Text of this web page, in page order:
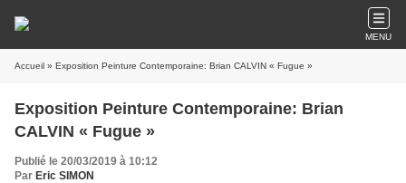
MENU
Accueil » Exposition Peinture Contemporaine: Brian CALVIN « Fugue »
Exposition Peinture Contemporaine: Brian
CALVIN « Fugue »
Publié le 20/03/2019 à 10:12
Par Eric SIMON